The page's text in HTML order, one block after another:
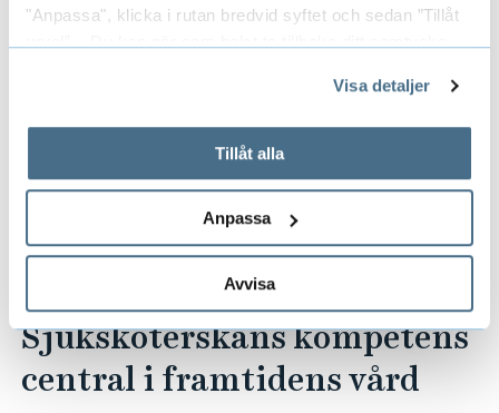
"Anpassa", klicka i rutan bredvid syftet och sedan ”Tillåt
används och hur vi och våra leverantörer inhämtar och
behandlar personuppgifter.
Visa detaljer
Tillåt alla
Anpassa
Avvisa
Elisabeth.
som kan fördjupa förståelsen för människors
erfarenheter. Det är här som
metodutvecklingen kommer in.
Forskningsintervjun såväl som analysen av
intervjuerna kräver kunskaper och färdigheter
som hela tiden behöver utvecklas, fortsätter
Sjuksköterskans kompetens
central i framtidens vård